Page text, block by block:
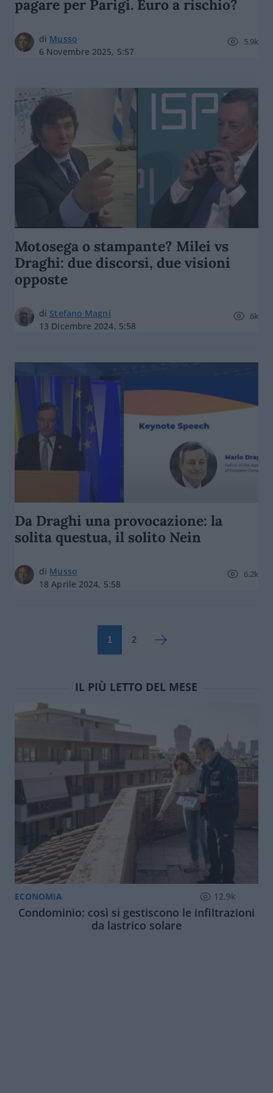
pagare per Parigi. Euro a rischio?
di Musso
6 Novembre 2025, 5:57
5.9k
Motosega o stampante? Milei vs
Draghi: due discorsi, due visioni
opposte
di Stefano Magni
13 Dicembre 2024, 5:58
6k
Da Draghi una provocazione: la
solita questua, il solito Nein
di Musso
18 Aprile 2024, 5:58
6.2k
1 2
IL PIÙ LETTO DEL MESE
ECONOMIA 12.9k
Condominio: così si gestiscono le infiltrazioni
da lastrico solare